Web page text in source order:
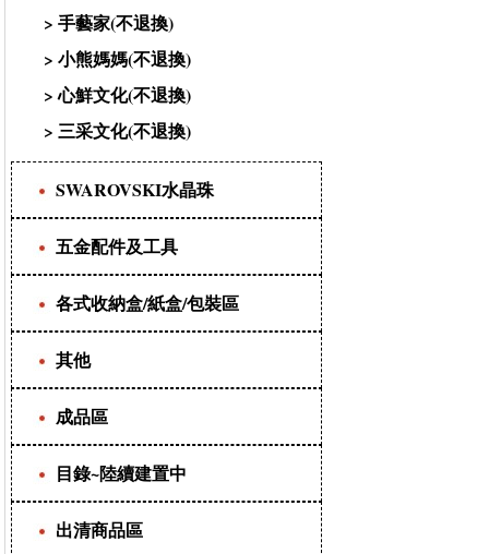
> 手藝家(不退換)
> 小熊媽媽(不退換)
>心鮮文化(不退換)
> 三采文化(不退換)
SWAROVSKI水晶珠
五金配件及工具
各式收納盒/紙盒/包裝區
其他
成品區
目錄~陸續建置中
出清商品區